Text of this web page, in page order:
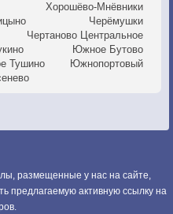
Хорошёво-Мнёвники
Черёмушки
Чертаново Центральное
Южное Бутово
Тушино
Южнопортовый
размещенные у нас на сайте,
предлагаемую активную ссылку на